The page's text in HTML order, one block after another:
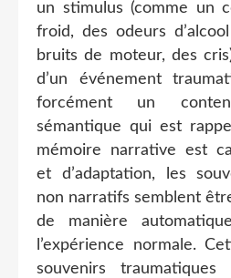
un stimulus (comme un
froid, des odeurs
bruits de moteur, des
d’un événement
forcément un
sémantique qui est
mémoire narrative est
et d’adaptation, les
non narratifs semblent
de manière
l’expérience normale.
souvenirs traumatiques